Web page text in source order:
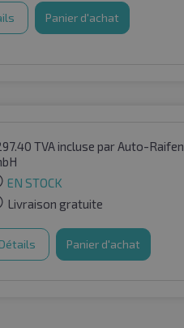
Panier d'achat
TVA incluse par Auto-Raifen
EN STOCK
Livraison gratuite
Panier d'achat